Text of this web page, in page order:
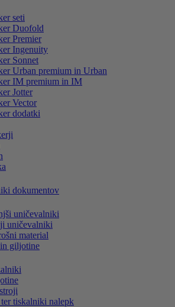
seti
Duofold
Premier
Ingenuity
Sonnet
Urban premium in Urban
IM premium in IM
Jotter
Vector
dodatki
dokumentov
uničevalniki
uničevalniki
material
giljotine
tiskalniki nalepk